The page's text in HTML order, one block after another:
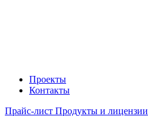
Проекты
Контакты
Прайс-лист Продукты и лицензии